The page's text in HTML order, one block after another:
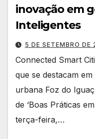
inovação em
Inteligentes
5 DE SETEMBRO DE
Connected Smart
que se destacam
urbana Foz do
de ‘Boas Práticas
terça-feira,…